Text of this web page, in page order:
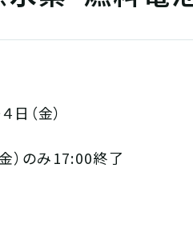
日（金）
）のみ17:00終了